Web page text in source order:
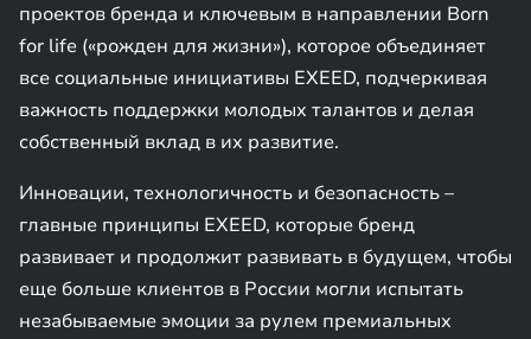
проектов бренда и ключевым в направлении Born
for life («рожден для жизни»), которое объединяет
все социальные инициативы EXEED, подчеркивая
важность поддержки молодых талантов и делая
собственный вклад в их развитие.
Инновации, технологичность и безопасность –
главные принципы EXEED, которые бренд
развивает и продолжит развивать в будущем, чтобы
еще больше клиентов в России могли испытать
незабываемые эмоции за рулем премиальных